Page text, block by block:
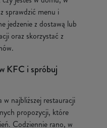
sprawdzić menu i
jedzenie z dostawą lub
oraz skorzystać z
KFC i spróbuj
najbliższej restauracji
propozycji, które
Codziennie rano, w